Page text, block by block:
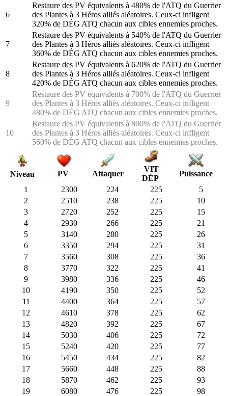
6
Restaure des PV équivalents à 480% de l'ATQ du Guerrier
des Plantes à 3 Héros alliés aléatoires. Ceux-ci infligent
320% de DÉG ATQ chacun aux cibles ennemies proches.
7
Restaure des PV équivalents à 540% de l'ATQ du Guerrier
des Plantes à 3 Héros alliés aléatoires. Ceux-ci infligent
360% de DÉG ATQ chacun aux cibles ennemies proches.
8
Restaure des PV équivalents à 620% de l'ATQ du Guerrier
des Plantes à 3 Héros alliés aléatoires. Ceux-ci infligent
420% de DÉG ATQ chacun aux cibles ennemies proches.
9
Restaure des PV équivalents à 700% de l'ATQ du Guerrier
des Plantes à 3 Héros alliés aléatoires. Ceux-ci infligent
480% de DÉG ATQ chacun aux cibles ennemies proches.
10
Restaure des PV équivalents à 800% de l'ATQ du Guerrier
des Plantes à 3 Héros alliés aléatoires. Ceux-ci infligent
560% de DÉG ATQ chacun aux cibles ennemies proches.
Niveau PV Attaquer
VIT
DÉP
Puissance
1
2300 224 225
5
2
2510 238 225
10
3
2720 252 225
15
4
2930 266 225
21
5
3140 280 225
26
6
3350 294 225
31
7
3560 308 225
36
8
3770 322 225
41
9
3980 336 225
46
10
4190 350 225
52
11
4400 364 225
57
12
4610 378 225
62
13
4820 392 225
67
14
5030 406 225
72
15
5240 420 225
77
16
5450 434 225
82
17
5660 448 225
88
18
5870 462 225
93
19
6080 476 225
98